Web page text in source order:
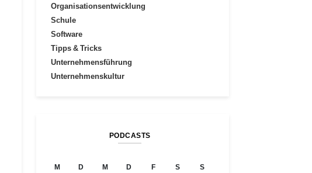
Organisationsentwicklung
Schule
Software
Tipps & Tricks
Unternehmensführung
Unternehmenskultur
PODCASTS
M D M D F S
S